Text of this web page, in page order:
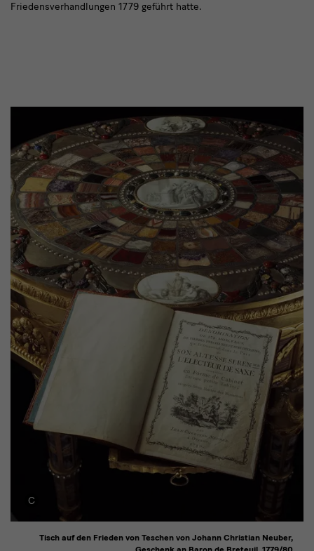
Friedensverhandlungen 1779 geführt hatte.
Tisch auf den Frieden von Teschen von Johann Christian Neuber,